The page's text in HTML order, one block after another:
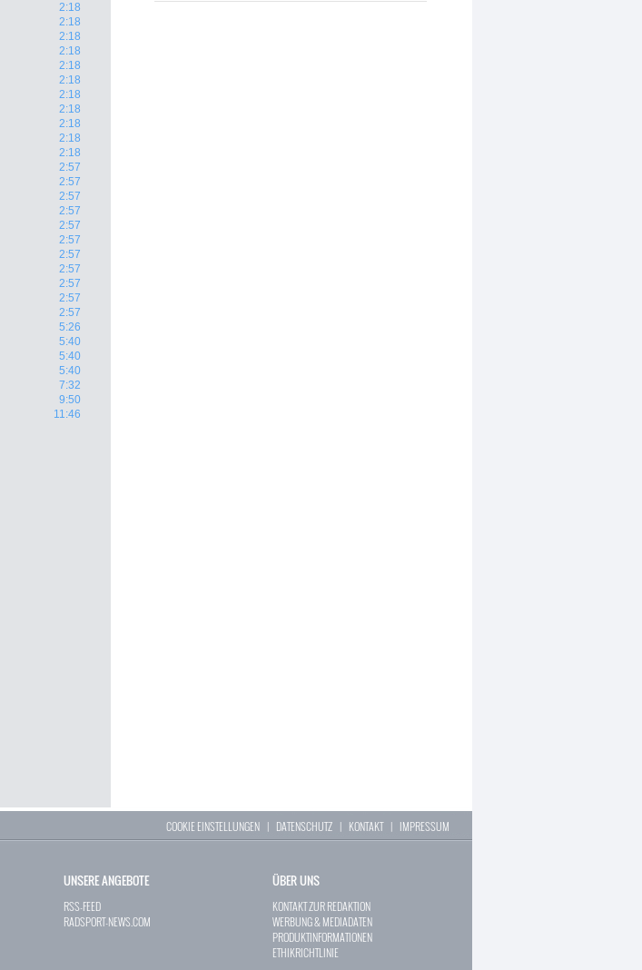
2:18
2:18
2:18
2:18
2:18
2:18
2:18
2:18
2:18
2:18
2:18
2:57
2:57
2:57
2:57
2:57
2:57
2:57
2:57
2:57
2:57
2:57
5:26
5:40
5:40
5:40
7:32
9:50
11:46
COOKIE EINSTELLUNGEN | DATENSCHUTZ | KONTAKT| IMPRESSUM
UNSERE ANGEBOTE
RSS-FEED
RADSPORT-NEWS.COM
ÜBER UNS
KONTAKT ZUR REDAKTION
WERBUNG & MEDIADATEN
PRODUKTINFORMATIONEN
ETHIKRICHTLINIE